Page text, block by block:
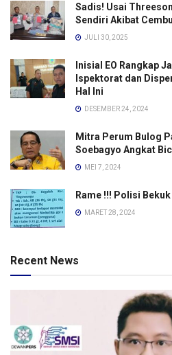
Sadis! Usai
Sendiri Akibat
JULI 30, 2025
Inisial EO Rangkap
Ispektorat dan
Hal Ini
DESEMBER 24, 2024
Mitra Perum Bulog
Soebagyo Angkat
MEI 7, 2024
Rame !!! Polisi
MARET 28, 2024
Recent News